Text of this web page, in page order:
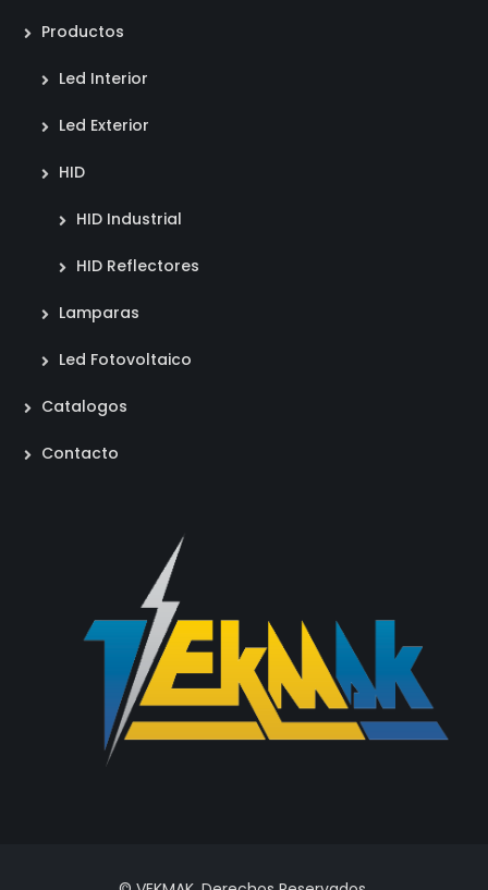
Productos
Led Interior
Led Exterior
HID
HID Industrial
HID Reflectores
Lamparas
Led Fotovoltaico
Catalogos
Contacto